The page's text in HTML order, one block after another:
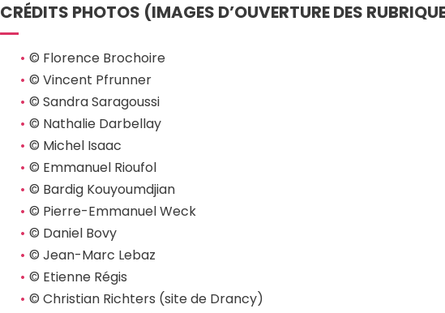
CRÉDITS PHOTOS (IMAGES D’OUVERTURE DES
© Florence Brochoire
© Vincent Pfrunner
© Sandra Saragoussi
© Nathalie Darbellay
© Michel Isaac
© Emmanuel Rioufol
© Bardig Kouyoumdjian
© Pierre-Emmanuel Weck
© Daniel Bovy
© Jean-Marc Lebaz
© Etienne Régis
© Christian Richters (site de Drancy)